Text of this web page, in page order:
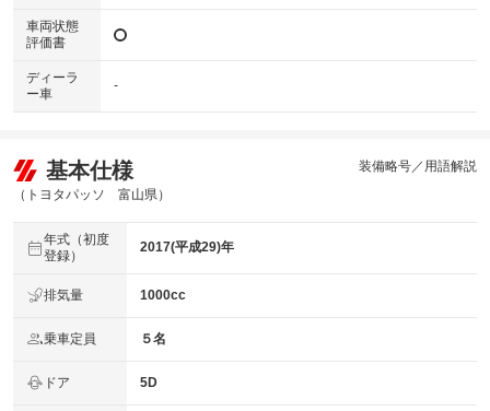
車両状態
評価書
ディーラ
ー車
-
基本仕様
（トヨタパッソ 富山県）
装備略号／用語解説
年式（初度
登録）
2017(平成29)年
排気量 1000cc
乗車定員 ５名
ドア 5D